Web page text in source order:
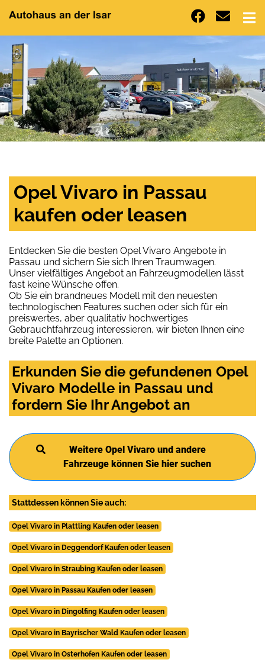
Opel Vivaro in Passau
kaufen oder leasen
Entdecken Sie die besten Opel Vivaro Angebote in
Passau und sichern Sie sich Ihren Traumwagen.
Unser vielfältiges Angebot an Fahrzeugmodellen lässt
fast keine Wünsche offen.
Ob Sie ein brandneues Modell mit den neuesten
technologischen Features suchen oder sich für ein
preiswertes, aber qualitativ hochwertiges
Gebrauchtfahrzeug interessieren, wir bieten Ihnen eine
breite Palette an Optionen.
Erkunden Sie die gefundenen Opel
Vivaro Modelle in Passau und
fordern Sie Ihr Angebot an
Weitere Opel Vivaro und andere
Fahrzeuge können Sie hier suchen
Stattdessen können Sie auch:
Opel Vivaro in Plattling Kaufen oder leasen
Opel Vivaro in Deggendorf Kaufen oder leasen
Opel Vivaro in Straubing Kaufen oder leasen
Opel Vivaro in Passau Kaufen oder leasen
Opel Vivaro in Dingolfing Kaufen oder leasen
Opel Vivaro in Bayrischer Wald Kaufen oder leasen
Opel Vivaro in Osterhofen Kaufen oder leasen